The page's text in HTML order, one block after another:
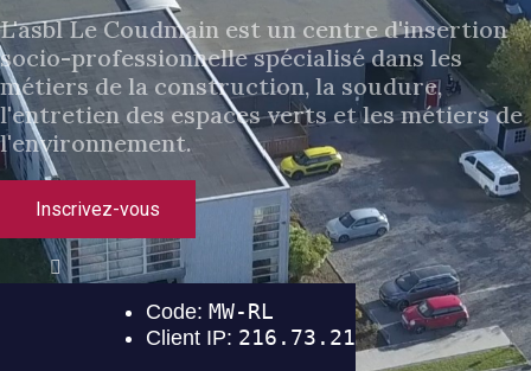
L'asbl Le Coudmain est un centre d'insertion
socio-professionnelle spécialisé dans les
métiers de la construction, la soudure,
l'entretien des espaces verts et les métiers de
l'environnement.
Inscrivez-vous